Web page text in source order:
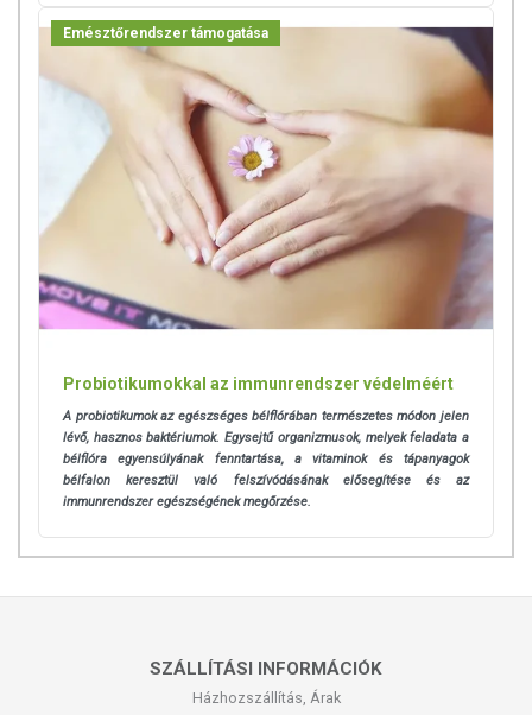
Emésztőrendszer támogatása
Probiotikumokkal az immunrendszer védelméért
A probiotikumok az egészséges bélflórában természetes módon jelen
lévő, hasznos baktériumok. Egysejtű organizmusok, melyek feladata a
bélflóra egyensúlyának fenntartása, a vitaminok és tápanyagok
bélfalon keresztül való felszívódásának elősegítése és az
immunrendszer egészségének megőrzése.
SZÁLLÍTÁSI INFORMÁCIÓK
Házhozszállítás, Árak